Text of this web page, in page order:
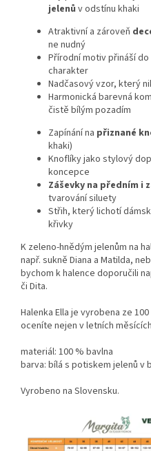
jelenů v odstínu khaki
Atraktivní a zároveň
ne nudný
Přírodní motiv přináší
charakter
Nadčasový vzor, který
Harmonická barevná
čistě bílým pozadím
Zapínání na přiznané
khaki)
Knoflíky jako stylový
koncepce
Záševky na předním i
tvarování siluety
Střih, který lichotí
křivky
K zeleno-hnědým jelenům na
např. sukně Diana a Matilda,
bychom k halence doporučili
či Dita.
Halenka Ella je vyrobena ze
oceníte nejen v letních
materiál: 100 % bavlna
barva: bílá s potiskem jelenů v
Vyrobeno na Slovensku.